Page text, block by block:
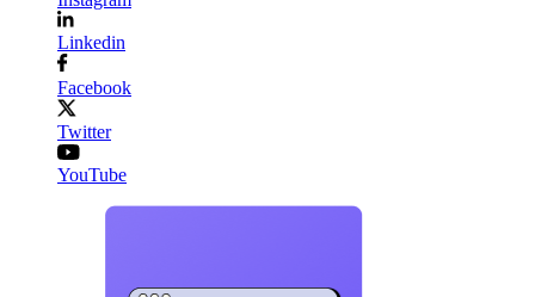
Linkedin
Facebook
Twitter
YouTube